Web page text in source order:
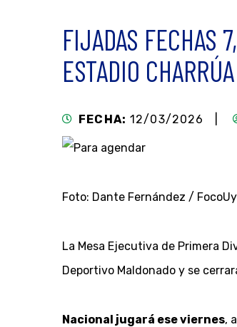
FIJADAS FECHAS
ESTADIO CHARRÚA
FECHA: 12/03/2026 |
Foto: Dante Fernández / FocoUy
La Mesa Ejecutiva de Primera
Deportivo Maldonado y se
Nacional jugará ese viernes,